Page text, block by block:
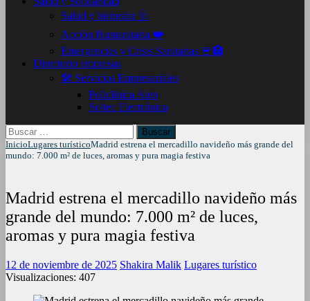
Salud y bienestar 🩺
Acción Humanitaria ❤️
Emergencias y Crisis Sanitarias 🚨🏥
Directorio empresas
🛠️ Servicios Empresariales
Policlinica Alen
Soltec Electrónica
Buscar:
InicioLugares turísticoMadrid estrena el mercadillo navideño más grande del
mundo: 7.000 m² de luces, aromas y pura magia festiva
Madrid estrena el mercadillo navideño más
grande del mundo: 7.000 m² de luces,
aromas y pura magia festiva
12 de noviembre de 2025 Shakira Malik Lugares turístico
Visualizaciones: 407